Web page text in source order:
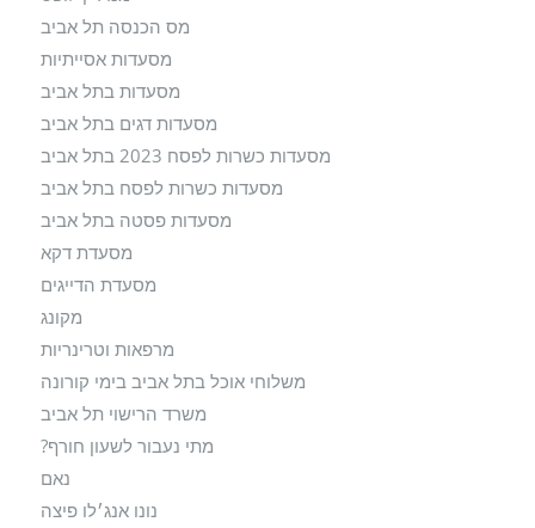
מס הכנסה תל אביב
מסעדות אסייתיות
מסעדות בתל אביב
מסעדות דגים בתל אביב
מסעדות כשרות לפסח 2023 בתל אביב
מסעדות כשרות לפסח בתל אביב
מסעדות פסטה בתל אביב
מסעדת דקא
מסעדת הדייגים
מקונג
מרפאות וטרינריות
משלוחי אוכל בתל אביב בימי קורונה
משרד הרישוי תל אביב
מתי נעבור לשעון חורף?
נאם
נונו אנג׳לו פיצה